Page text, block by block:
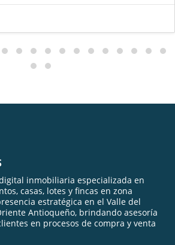
inmobiliaria especializada en
casas, lotes y fincas en zona
estratégica en el Valle del
Antioqueño, brindando asesoría
en procesos de compra y venta